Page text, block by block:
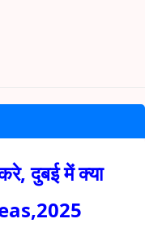
दुबई में क्या